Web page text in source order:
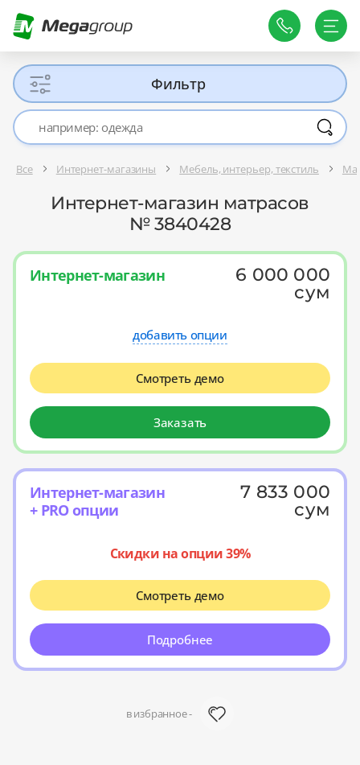
Фильтр
Все Интернет-магазины Мебель, интерьер, текстиль
Интернет-магазин матрасов
№ 3840428
в избранное -
Интернет-магазин
6 000 000
сум
добавить опции
Смотреть демо
Заказать
Интернет-магазин
+ PRO опции
7 833 000
сум
Скидки на опции 39%
Смотреть демо
Подробнее